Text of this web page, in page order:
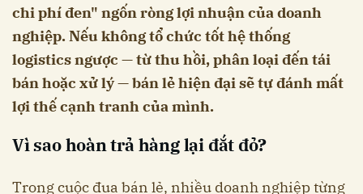
chi phí đen" ngốn ròng lợi nhuận của doanh
nghiệp. Nếu không tổ chức tốt hệ thống
logistics ngược — từ thu hồi, phân loại đến tái
bán hoặc xử lý — bán lẻ hiện đại sẽ tự đánh mất
lợi thế cạnh tranh của mình.
Vì sao hoàn trả hàng lại đắt đỏ?
Trong cuộc đua bán lẻ, nhiều doanh nghiệp từng